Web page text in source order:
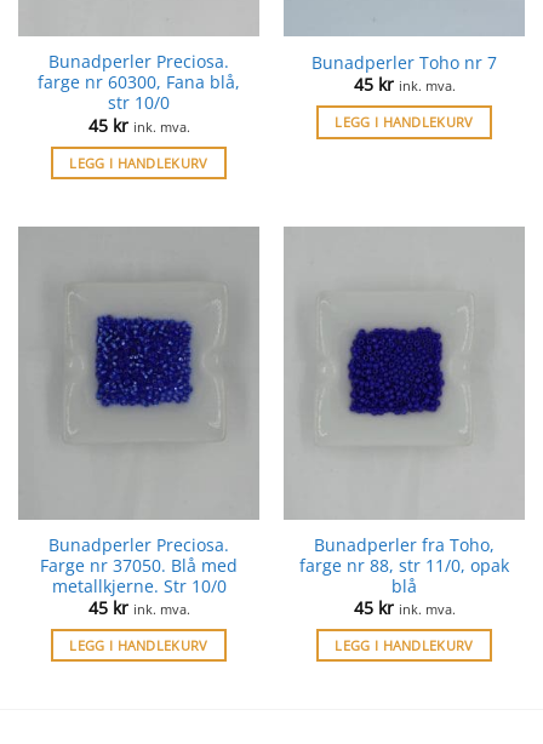
Bunadperler Preciosa.
farge nr 60300, Fana blå,
str 10/0
45 kr ink. mva.
LEGG I HANDLEKURV
Bunadperler Toho nr 7
45 kr ink. mva.
LEGG I HANDLEKURV
Bunadperler Preciosa.
Farge nr 37050. Blå med
metallkjerne. Str 10/0
45 kr ink. mva.
LEGG I HANDLEKURV
Bunadperler fra Toho,
farge nr 88, str 11/0, opak
blå
45 kr ink. mva.
LEGG I HANDLEKURV